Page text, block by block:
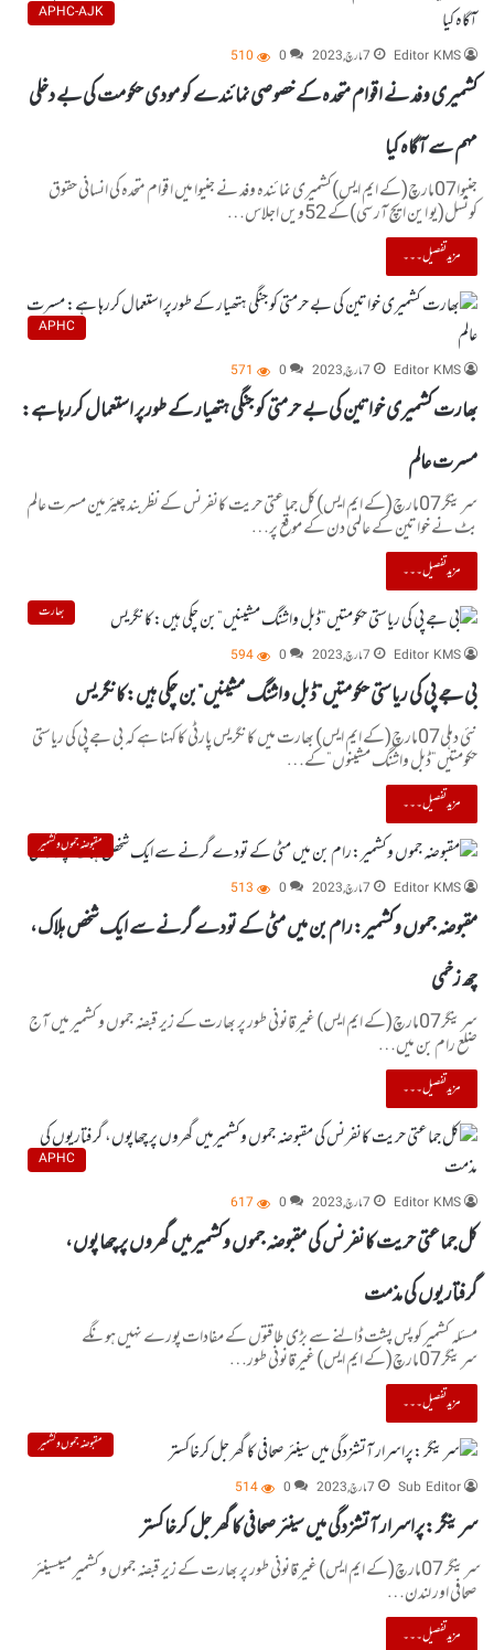
APHC-AJK
Editor KMS
7 مارچ, 2023 0
510
کشمیری وفد نے اقوام متحدہ کے خصوصی نمائندے کو مودی حکومت کی بے دخلی
مہم سے آگاہ کیا
جنیوا07مارچ(کے ایم ایس)کشمیری نمائندہ وفد نے جنیوا میں اقوام متحدہ کی انسانی حقوق
کونسل(یو این ایچ آر سی)کے 52ویں اجلاس…
مزید تفصیل۔۔۔
APHC
Editor KMS
7 مارچ, 2023 0
571
بھارت کشمیری خواتین کی بے حرمتی کو جنگی ہتھیار کے طورپر استعمال کررہا ہے:
مسرت عالم
سرینگر07مارچ(کے ایم ایس)کل جماعتی حریت کانفرنس کے نظربند چیئرمین مسرت عالم
بٹ نے خواتین کے عالمی دن کے موقع پر…
مزید تفصیل۔۔۔
بھارت
Editor KMS
7 مارچ, 2023 0
594
بی جے پی کی ریاستی حکومتیں”ڈبل واشنگ مشینیں”بن چکی ہیں:کانگریس
نئی دہلی07مارچ(کے ایم ایس) بھارت میں کانگریس پارٹی کا کہنا ہے کہ بی جے پی کی ریاستی
حکومتیں”ڈبل واشنگ مشینوں”کے…
مزید تفصیل۔۔۔
مقبوضہ جموں و کشمیر
Editor KMS
7 مارچ, 2023 0
513
مقبوضہ جموں وکشمیر:رام بن میں مٹی کے تودے گرنے سے ایک شخص ہلاک،
چھ زخمی
سرینگر07مارچ(کے ایم ایس) غیر قانونی طور پر بھارت کے زیر قبضہ جموں و کشمیر میں آج
ضلع رام بن میں…
مزید تفصیل۔۔۔
APHC
Editor KMS
7 مارچ, 2023 0
617
کل جماعتی حریت کانفرنس کی مقبوضہ جموں وکشمیرمیں گھروں پر چھاپوں،
گرفتاریوں کی مذمت
مسئلہ کشمیر کو پس پشت ڈالنے سے بڑی طاقتوں کے مفادات پورے نہیں ہونگے
سرینگر07مارچ(کے ایم ایس) غیر قانونی طور…
مزید تفصیل۔۔۔
مقبوضہ جموں و کشمیر
Sub Editor
7 مارچ, 2023 0
514
سرینگر :پراسرار آتشزدگی میں سینئر صحافی کا گھر جل کرخاکستر
سرینگر 07مارچ(کے ایم ایس) غیر قانونی طور پر بھارت کے زیر قبضہ جموں و کشمیر میںسینئر
صحافی اور لندن…
مزید تفصیل۔۔۔